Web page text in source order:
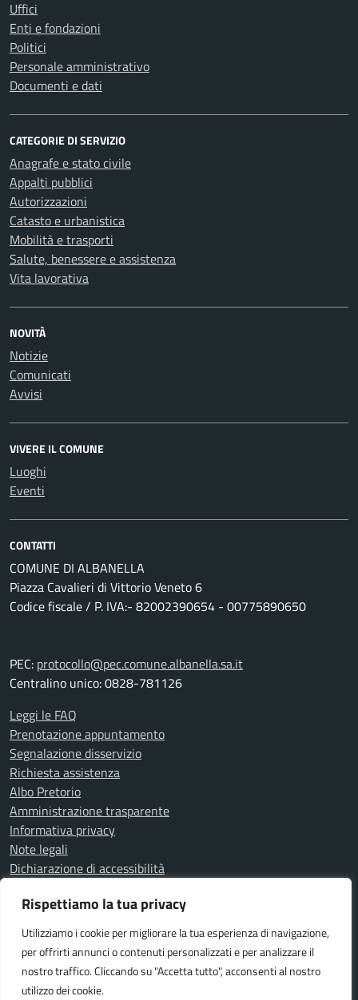
Rispettiamo la tua privacy
Utilizziamo i cookie per migliorare la tua esperienza di navigazione,
per offrirti annunci o contenuti personalizzati e per analizzare il
nostro traffico. Cliccando su "Accetta tutto", acconsenti al nostro
utilizzo dei cookie.
Uffici
Enti e fondazioni
Politici
Personale amministrativo
Documenti e dati
CATEGORIE DI SERVIZIO
Anagrafe e stato civile
Appalti pubblici
Autorizzazioni
Catasto e urbanistica
Mobilità e trasporti
Salute, benessere e assistenza
Vita lavorativa
NOVITÀ
Notizie
Comunicati
Avvisi
VIVERE IL COMUNE
Luoghi
Eventi
CONTATTI
COMUNE DI ALBANELLA
Piazza Cavalieri di Vittorio Veneto 6
Codice fiscale / P. IVA:- 82002390654 - 00775890650
PEC: protocollo@pec.comune.albanella.sa.it
Centralino unico: 0828-781126
Leggi le FAQ
Prenotazione appuntamento
Segnalazione disservizio
Richiesta assistenza
Albo Pretorio
Amministrazione trasparente
Informativa privacy
Note legali
Dichiarazione di accessibilità
Delibere
SEGUICI SU
Facebook